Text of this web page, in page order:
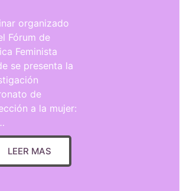
organizado
Fórum de
Feminista
se presenta la
de
a la mujer:
LEER MAS